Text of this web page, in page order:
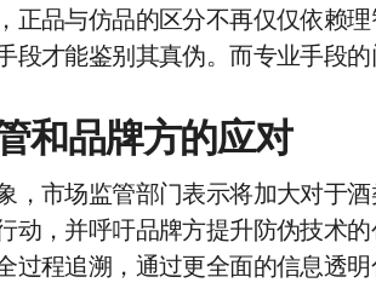
正品与仿品的区分不再仅仅依赖
段才能鉴别其真伪。而专业手段
和品牌方的应对
，市场监管部门表示将加大对于
动，并呼吁品牌方提升防伪技术
过程追溯，通过更全面的信息透明